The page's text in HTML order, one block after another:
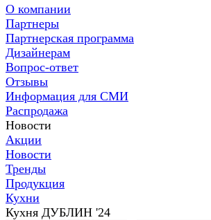
О компании
Партнеры
Партнерская программа
Дизайнерам
Вопрос-ответ
Отзывы
Информация для СМИ
Распродажа
Новости
Акции
Новости
Тренды
Продукция
Кухни
Кухня ДУБЛИН '24